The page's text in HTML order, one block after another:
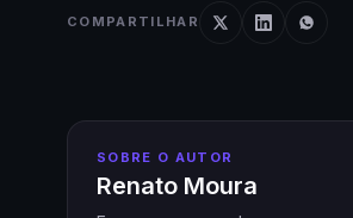
COMPARTILHAR
SOBRE O AUTOR
Renato Moura